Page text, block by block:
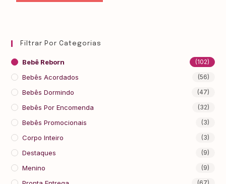
Filtrar Por Categorias
Bebê Reborn (102)
Bebês Acordados (56)
Bebês Dormindo (47)
Bebês Por Encomenda (32)
Bebês Promocionais (3)
Corpo Inteiro (3)
Destaques (9)
Menino (9)